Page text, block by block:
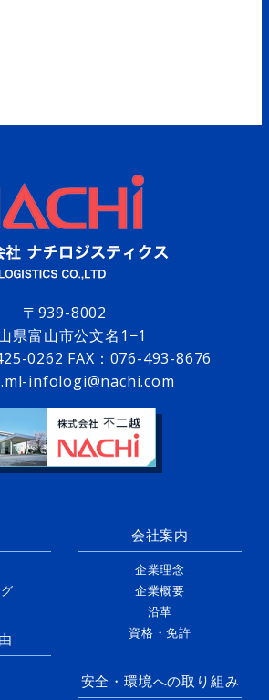
〒939-8002
県富山市公文名1−1
0262 FAX：076-493-8676
infologi@nachi.com
会社案内
企業理念
企業概要
沿革
資格・免許
安全・環境への取り組み